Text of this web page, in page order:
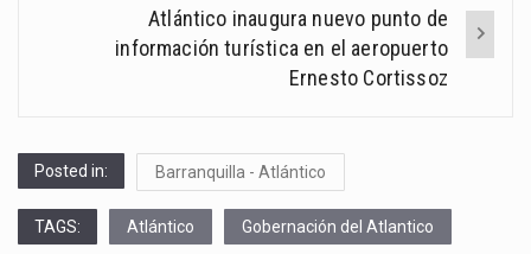
Atlántico inaugura nuevo punto de
información turística en el aeropuerto
Ernesto Cortissoz
Posted in: Barranquilla - Atlántico
TAGS: Atlántico Gobernación del Atlantico